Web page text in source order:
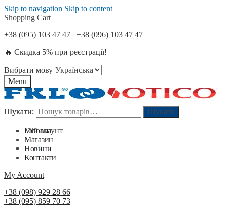
Skip to navigation Skip to content
Shopping Cart
+38 (095) 103 47 47
+38 (096) 103 47 47
🔥 Скидка 5% при реєстрації!
Вибрати мову
Menu
Шукати: Шукати
Мій акаунт
0₴ 0
Шукати: Шукати
Головна
Магазин
Новини
Контакти
My Account
+38 (098) 929 28 66
+38 (095) 859 70 73